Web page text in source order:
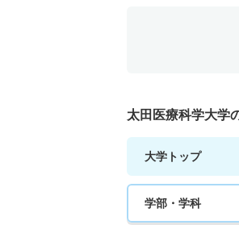
太田医療科学大学
大学トップ
学部・学科